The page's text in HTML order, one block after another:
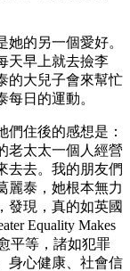
的另一個愛好。
天早上就去撿李
的大兒子會來幫忙
日的運動。
住後的感想是：
老太太一個人經營
去去。我的朋友們
麗泰，她根本無力
發現，真的如英國
Equality Makes
平等，諸如犯罪
身心健康、社會信